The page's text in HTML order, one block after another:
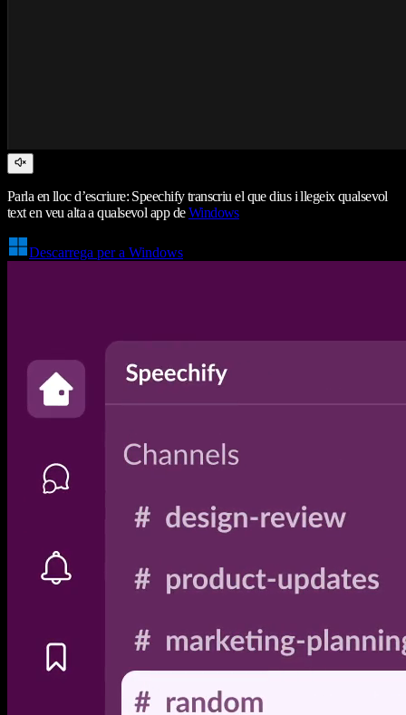
Parla en lloc d’escriure: Speechify transcriu el que dius i llegeix qualsevol
text en veu alta a qualsevol app deWindows
Descarrega per a Windows